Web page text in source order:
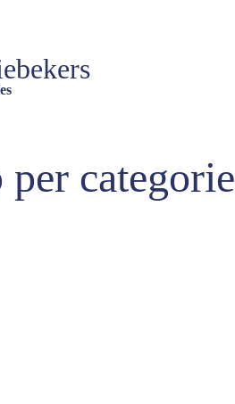
per categorie